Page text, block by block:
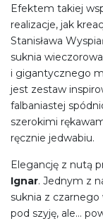
Efektem takiej
realizacje, jak
Stanisława
suknia
i gigantycznego
jest zestaw
falbaniastej
szerokimi
ręcznie jedwabiu.
Elegancję z nutą
Ignar. Jednym z
suknia z czarnego
pod szyję, ale…